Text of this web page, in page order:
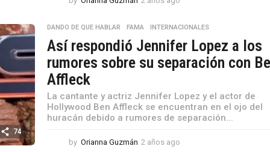
ñ
s
g
74
DANDO DE QUE HABLAR ,FAMA ,INTERNACIONALES
Así respondió Jennifer Lopez a los
rumores sobre su separación con
Affleck
La cantante y actriz Jennifer Lopez y el actor de
Hollywood Ben Affleck se encuentran en el ojo del
huracán debido a rumores de separación...
by Orianna Guzmán 2 años ago